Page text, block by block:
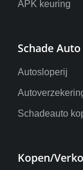
APK keuring
Schade Auto
Autosloperij
Schadeauto
Kopen/